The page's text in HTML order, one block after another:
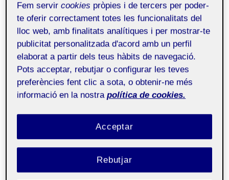
Fem servircookies pròpies i de tercers per poder-
te oferir correctament totes les funcionalitats del
lloc web, amb finalitats analítiques i per mostrar-te
publicitat personalitzada d'acord amb un perfil
elaborat a partir dels teus hàbits de navegació.
Pots acceptar, rebutjar o configurar les teves
preferències fent clic a sota, o obtenir-ne més
informació en la nostra política de cookies.
Rebutjar
Acceptar